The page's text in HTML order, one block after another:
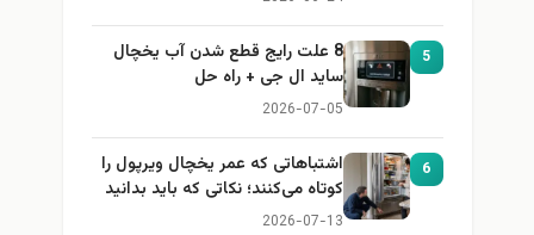
5
8 علت رایج قطع شدن آب یخچال
ساید ال جی + راه حل
2026-07-05
6
اشتباهاتی که عمر یخچال ویرپول را
کوتاه می‌کنند؛ نکاتی که باید بدانید
2026-07-13